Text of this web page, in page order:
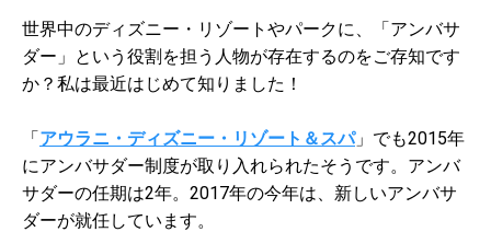
世界中のディズニー・リゾートやパークに、「アンバサ
ダー」という役割を担う人物が存在するのをご存知です
か？私は最近はじめて知りました！
「アウラニ・ディズニー・リゾート＆スパ」でも2015年
にアンバサダー制度が取り入れられたそうです。アンバ
サダーの任期は2年。2017年の今年は、新しいアンバサ
ダーが就任しています。